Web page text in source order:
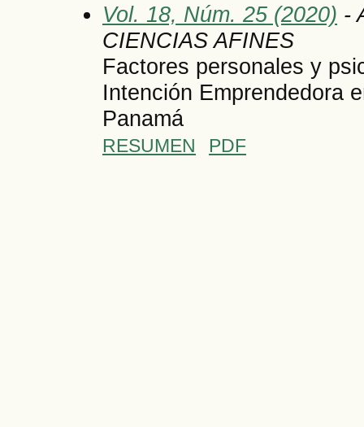
Vol. 18, Núm. 25 (2020) -
CIENCIAS AFINES
Factores personales y
Intención Emprendedora
Panamá
RESUMEN PDF